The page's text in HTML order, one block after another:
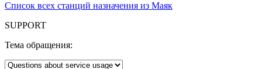
Список всех станций назначения из Маяк
SUPPORT
Тема обращения: